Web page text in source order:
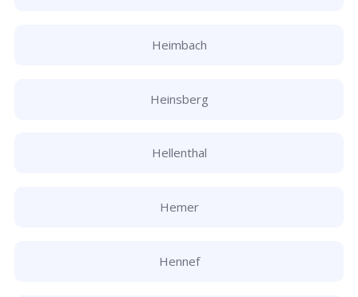
Heimbach
Heinsberg
Hellenthal
Hemer
Hennef